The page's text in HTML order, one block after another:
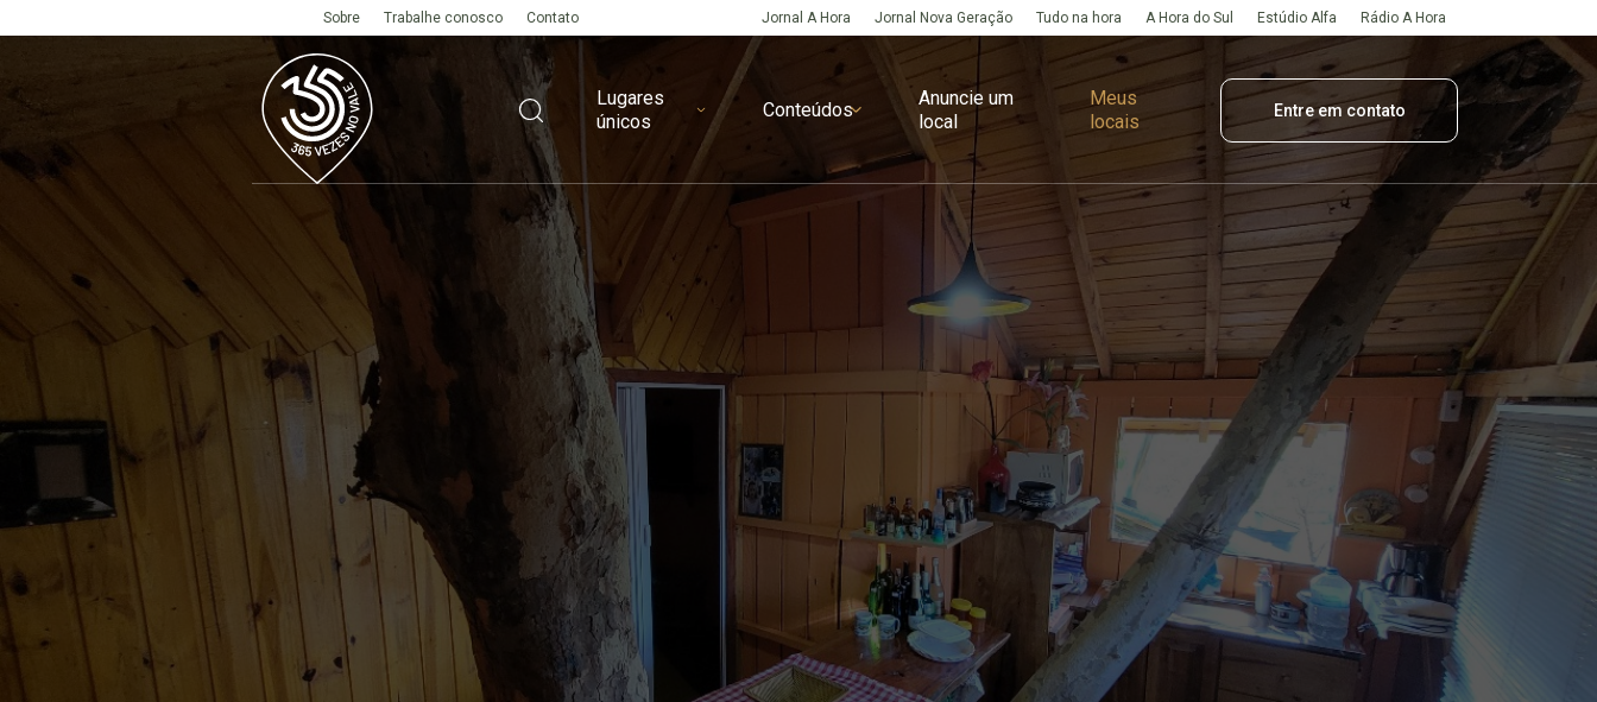
Sobre Trabalhe conosco Contato Jornal A Hora Jornal Nova Geração Tudo na hora A Hora do Sul Estúdio Alfa Rádio A Hora
Lugares
únicos
Conteúdos
Anuncie um
local
Meus
locais
Entre em contato